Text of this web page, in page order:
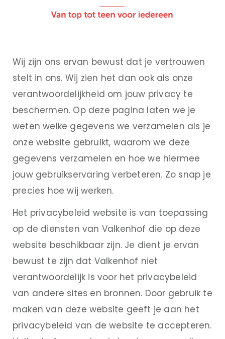
Wij zijn ons ervan bewust dat je vertrouwen
stelt in ons. Wij zien het dan ook als onze
verantwoordelijkheid om jouw privacy te
beschermen. Op deze pagina laten we je
weten welke gegevens we verzamelen als je
onze website gebruikt, waarom we deze
gegevens verzamelen en hoe we hiermee
jouw gebruikservaring verbeteren. Zo snap je
precies hoe wij werken.
Het privacybeleid website is van toepassing
op de diensten van Valkenhof die op deze
website beschikbaar zijn. Je dient je ervan
bewust te zijn dat Valkenhof niet
verantwoordelijk is voor het privacybeleid
van andere sites en bronnen. Door gebruik te
maken van deze website geeft je aan het
privacybeleid van de website te accepteren.